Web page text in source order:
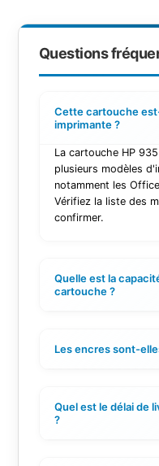
Questions
Cette cartouche
imprimante ?
La cartouche HP
plusieurs modèles
notamment les
Vérifiez la liste des
confirmer.
Quelle est la
cartouche ?
Les encres sont-
Quel est le délai de
?